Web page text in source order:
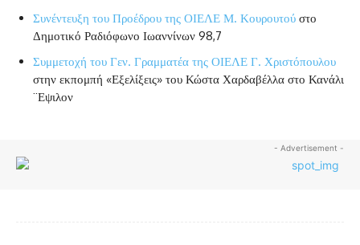
Συνέντευξη του Προέδρου της ΟΙΕΛΕ Μ. Κουρουτού στο
Δημοτικό Ραδιόφωνο Ιωαννίνων 98,7
Συμμετοχή του Γεν. Γραμματέα της ΟΙΕΛΕ Γ. Χριστόπουλου
στην εκπομπή «Εξελίξεις» του Κώστα Χαρδαβέλλα στο Κανάλι
¨Εψιλον
- Advertisement -